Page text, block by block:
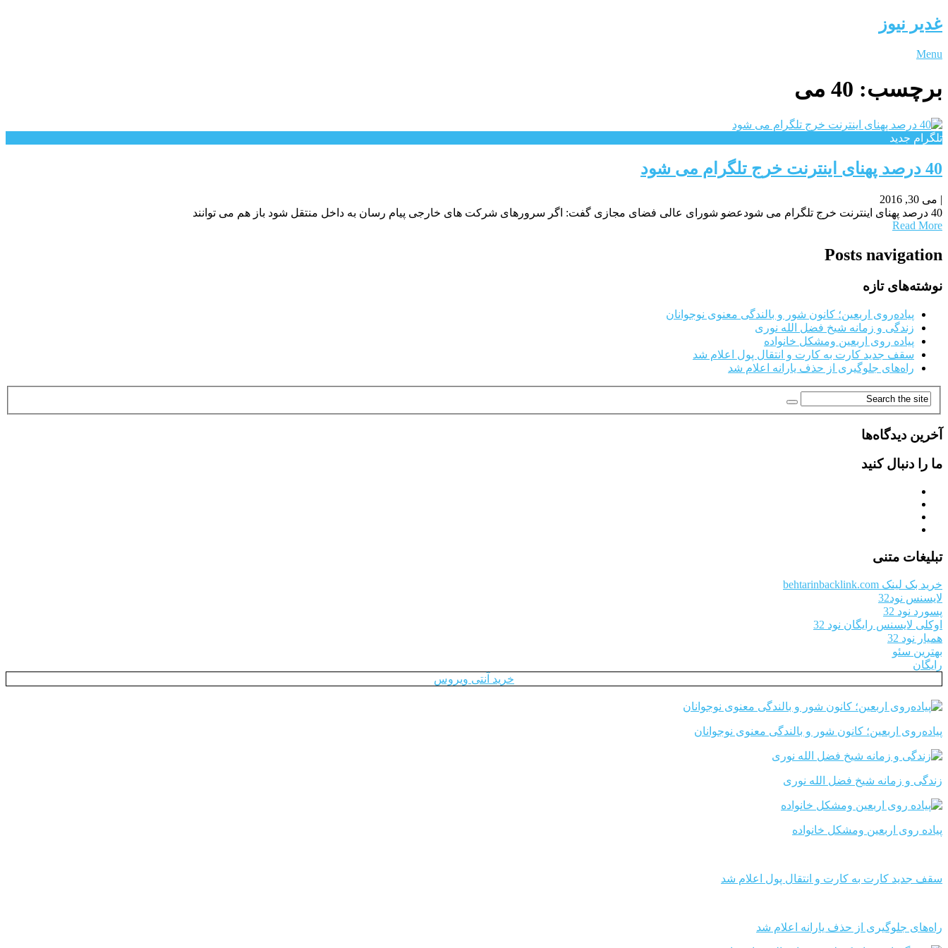
غدیر نیوز
Menu
برچسب: 40 می
تلگرام جدید
40 درصد پهنای اینترنت خرج تلگرام می شود
| می 30, 2016
40 درصد پهنای اینترنت خرج تلگرام می شودعضو شورای عالی فضای مجازی گفت: اگر سرورهای شرکت های خارجی پیام رسان به داخل منتقل شود باز هم می توانند
Read More
Posts navigation
نوشته‌های تازه
پیاده‌روی اربعین؛ کانون شور و بالندگی معنوی نوجوانان
زندگی و زمانه شیخ فضل الله نوری
پیاده روی اربعین ومشکل خانواده
سقف جدید کارت به کارت و انتقال پول اعلام شد
راه‌های جلوگیری از حذف یارانه اعلام شد
آخرین دیدگاه‌ها
ما را دنبال کنید
تبلیغات متنی
خرید بک لینک behtarinbacklink.com
لایسنس نود32
پسورد نود 32
اوکلی لایسنس رایگان نود 32
همیار نود 32
بهترین سئو
رایگان
خرید آنتی ویروس
پیاده‌روی اربعین؛ کانون شور و بالندگی معنوی نوجوانان
زندگی و زمانه شیخ فضل الله نوری
پیاده روی اربعین ومشکل خانواده
سقف جدید کارت به کارت و انتقال پول اعلام شد
راه‌های جلوگیری از حذف یارانه اعلام شد